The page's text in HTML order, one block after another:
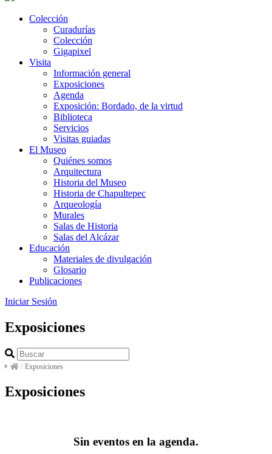
Colección
Curadurías
Colección
Gigapixel
Visita
Información general
Exposiciones
Agenda
Exposición: Bordado, de la virtud
Biblioteca
Servicios
Visitas guiadas
El Museo
Quiénes somos
Arquitectura
Historia del Museo
Historia de Chapultepec
Arqueología
Murales
Salas de Historia
Salas del Alcázar
Educación
Materiales de divulgación
Glosario
Publicaciones
Iniciar Sesión
Exposiciones
/ Exposiciones
Exposiciones
Sin eventos en la agenda.